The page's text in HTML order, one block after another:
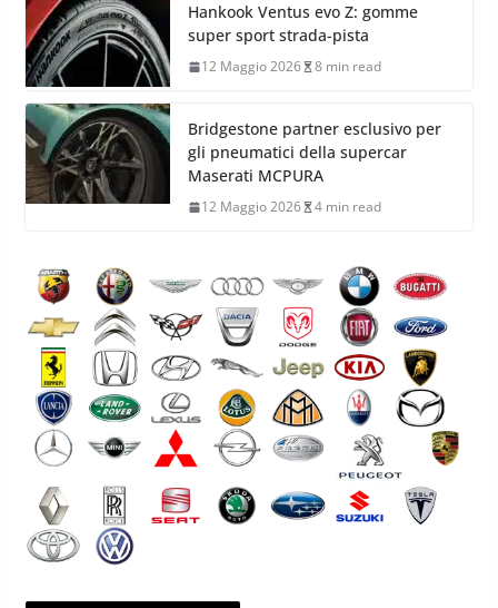
Hankook Ventus evo Z: gomme
super sport strada-pista
12 Maggio 2026 8 min read
Bridgestone partner esclusivo per
gli pneumatici della supercar
Maserati MCPURA
12 Maggio 2026 4 min read